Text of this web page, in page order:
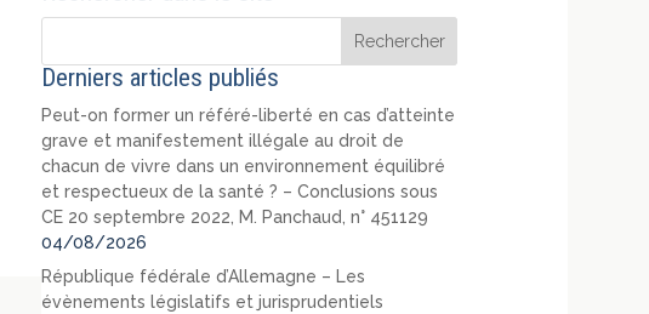
Derniers articles publiés
Peut-on former un référé-liberté en cas d’atteinte
grave et manifestement illégale au droit de
chacun de vivre dans un environnement équilibré
et respectueux de la santé ? – Conclusions sous
CE 20 septembre 2022, M. Panchaud, n° 451129
04/08/2026
République fédérale d’Allemagne – Les
évènements législatifs et jurisprudentiels